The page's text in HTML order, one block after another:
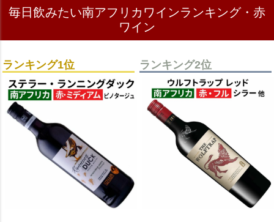
毎日飲みたい南アフリカワインランキング・赤
ワイン
ランキング1位 ランキング2位